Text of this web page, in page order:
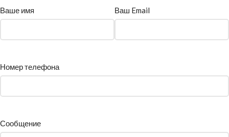
Ваше имя Ваш Email
Номер телефона
Сообщение